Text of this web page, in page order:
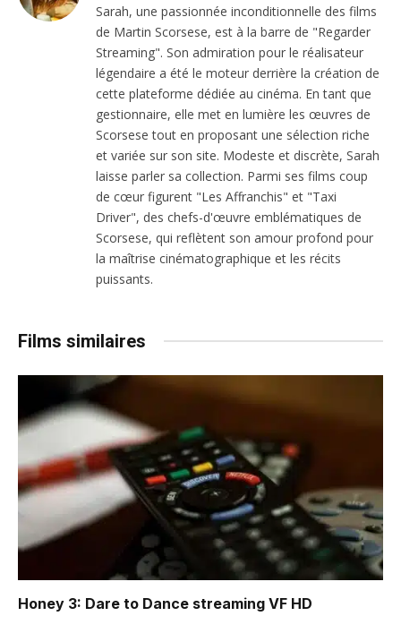
Sarah, une passionnée inconditionnelle des films
de Martin Scorsese, est à la barre de "Regarder
Streaming". Son admiration pour le réalisateur
légendaire a été le moteur derrière la création de
cette plateforme dédiée au cinéma. En tant que
gestionnaire, elle met en lumière les œuvres de
Scorsese tout en proposant une sélection riche
et variée sur son site. Modeste et discrète, Sarah
laisse parler sa collection. Parmi ses films coup
de cœur figurent "Les Affranchis" et "Taxi
Driver", des chefs-d'œuvre emblématiques de
Scorsese, qui reflètent son amour profond pour
la maîtrise cinématographique et les récits
puissants.
Films similaires
Honey 3: Dare to Dance streaming VF HD